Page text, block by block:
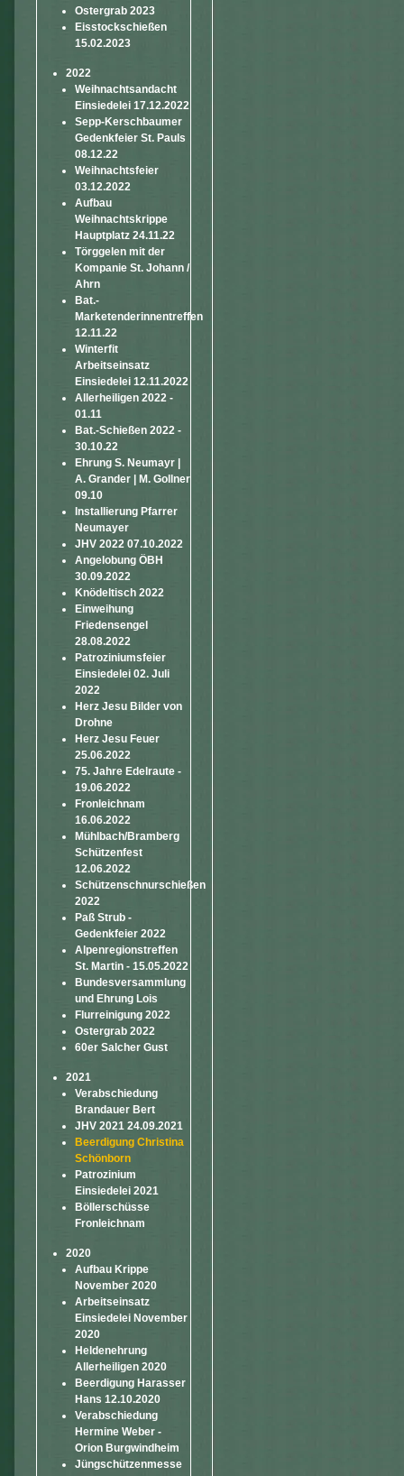
Ostergrab 2023
Eisstockschießen
15.02.2023
2022
Weihnachtsandacht
Einsiedelei 17.12.2022
Sepp-Kerschbaumer
Gedenkfeier St. Pauls
08.12.22
Weihnachtsfeier
03.12.2022
Aufbau
Weihnachtskrippe
Hauptplatz 24.11.22
Törggelen mit der
Kompanie St. Johann /
Ahrn
Bat.-
Marketenderinnentreffen
12.11.22
Winterfit
Arbeitseinsatz
Einsiedelei 12.11.2022
Allerheiligen 2022 -
01.11
Bat.-Schießen 2022 -
30.10.22
Ehrung S. Neumayr |
A. Grander | M. Gollner
09.10
Installierung Pfarrer
Neumayer
JHV 2022 07.10.2022
Angelobung ÖBH
30.09.2022
Knödeltisch 2022
Einweihung
Friedensengel
28.08.2022
Patroziniumsfeier
Einsiedelei 02. Juli
2022
Herz Jesu Bilder von
Drohne
Herz Jesu Feuer
25.06.2022
75. Jahre Edelraute -
19.06.2022
Fronleichnam
16.06.2022
Mühlbach/Bramberg
Schützenfest
12.06.2022
Schützenschnurschießen
2022
Paß Strub -
Gedenkfeier 2022
Alpenregionstreffen
St. Martin - 15.05.2022
Bundesversammlung
und Ehrung Lois
Flurreinigung 2022
Ostergrab 2022
60er Salcher Gust
2021
Verabschiedung
Brandauer Bert
JHV 2021 24.09.2021
Beerdigung Christina
Schönborn
Patrozinium
Einsiedelei 2021
Böllerschüsse
Fronleichnam
2020
Aufbau Krippe
November 2020
Arbeitseinsatz
Einsiedelei November
2020
Heldenehrung
Allerheiligen 2020
Beerdigung Harasser
Hans 12.10.2020
Verabschiedung
Hermine Weber -
Orion Burgwindheim
Jüngschützenmesse